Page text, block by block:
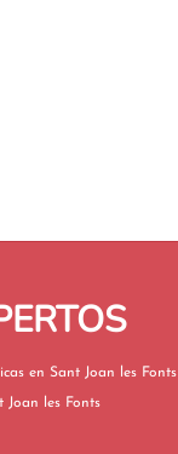
Negligencias Médicas en Sant Joan les Fonts
Sant Joan les Fonts